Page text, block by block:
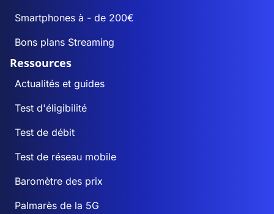
Smartphones à - de 200€
Bons plans Streaming
Ressources
Actualités et guides
Test d'éligibilité
Test de débit
Test de réseau mobile
Baromètre des prix
Palmarès de la 5G